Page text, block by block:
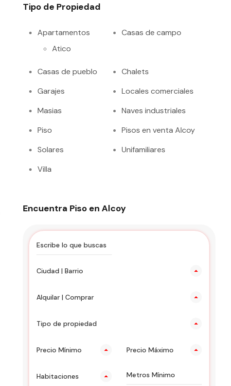
Tipo de Propiedad
Apartamentos
Atico
Casas de campo
Casas de pueblo
Chalets
Garajes
Locales comerciales
Masias
Naves industriales
Piso
Pisos en venta Alcoy
Solares
Unifamiliares
Villa
Encuentra Piso en Alcoy
Ciudad | Barrio
Alquilar | Comprar
Tipo de propiedad
Precio Mínimo Precio Máximo
Habitaciones